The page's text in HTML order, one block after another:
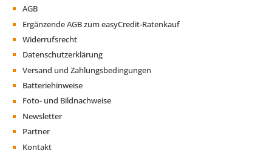
AGB
Ergänzende AGB zum easyCredit-Ratenkauf
Widerrufsrecht
Datenschutzerklärung
Versand und Zahlungsbedingungen
Batteriehinweise
Foto- und Bildnachweise
Newsletter
Partner
Kontakt